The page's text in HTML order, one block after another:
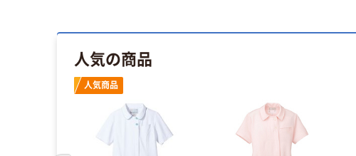
人気の商品
人気商品